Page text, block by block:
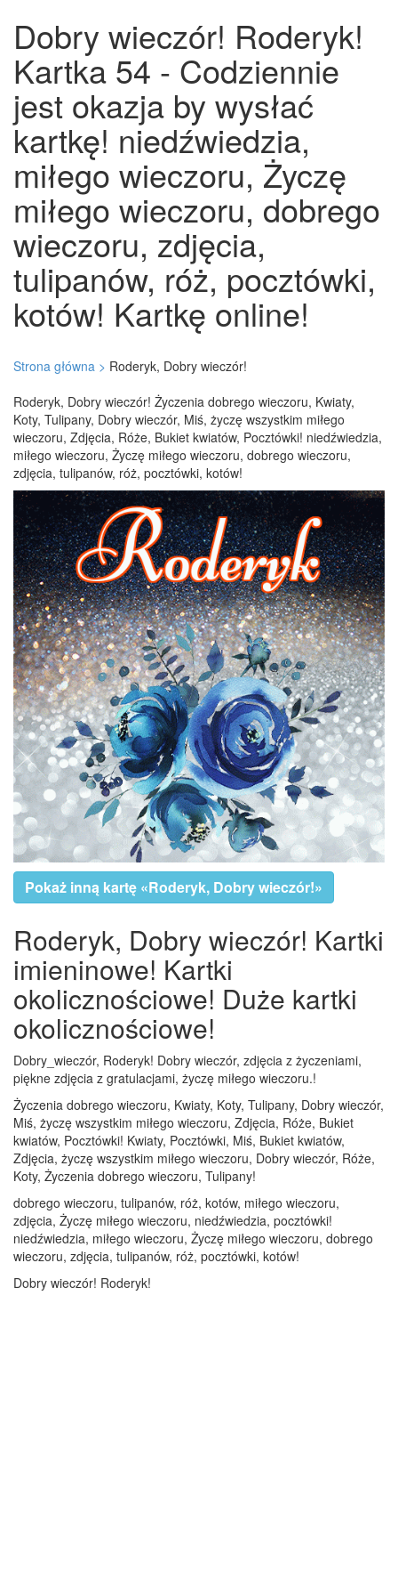
Dobry wieczór! Roderyk!
Kartka 54 - Codziennie
jest okazja by wysłać
kartkę! niedźwiedzia,
miłego wieczoru, Życzę
miłego wieczoru, dobrego
wieczoru, zdjęcia,
tulipanów, róż, pocztówki,
kotów! Kartkę online!
Strona główna > Roderyk, Dobry wieczór!
Roderyk, Dobry wieczór! Życzenia dobrego wieczoru, Kwiaty,
Koty, Tulipany, Dobry wieczór, Miś, życzę wszystkim miłego
wieczoru, Zdjęcia, Róże, Bukiet kwiatów, Pocztówki! niedźwiedzia,
miłego wieczoru, Życzę miłego wieczoru, dobrego wieczoru,
zdjęcia, tulipanów, róż, pocztówki, kotów!
Pokaż inną kartę «Roderyk, Dobry wieczór!»
Roderyk, Dobry wieczór! Kartki
imieninowe! Kartki
okolicznościowe! Duże kartki
okolicznościowe!
Dobry_wieczór, Roderyk! Dobry wieczór, zdjęcia z życzeniami,
piękne zdjęcia z gratulacjami, życzę miłego wieczoru.!
Życzenia dobrego wieczoru, Kwiaty, Koty, Tulipany, Dobry wieczór,
Miś, życzę wszystkim miłego wieczoru, Zdjęcia, Róże, Bukiet
kwiatów, Pocztówki! Kwiaty, Pocztówki, Miś, Bukiet kwiatów,
Zdjęcia, życzę wszystkim miłego wieczoru, Dobry wieczór, Róże,
Koty, Życzenia dobrego wieczoru, Tulipany!
dobrego wieczoru, tulipanów, róż, kotów, miłego wieczoru,
zdjęcia, Życzę miłego wieczoru, niedźwiedzia, pocztówki!
niedźwiedzia, miłego wieczoru, Życzę miłego wieczoru, dobrego
wieczoru, zdjęcia, tulipanów, róż, pocztówki, kotów!
Dobry wieczór! Roderyk!